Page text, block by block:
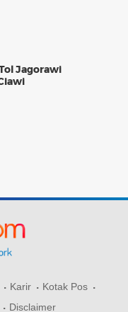
Jagorawi
Karir
Kotak Pos
Disclaimer